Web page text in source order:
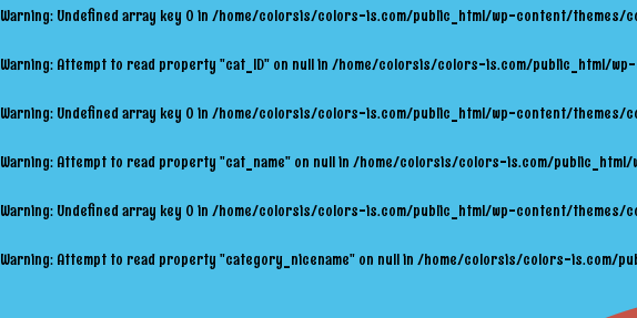
Warning: Undefined array key 0 in /home/colorsis/colors-is.com/public_html/wp-content/themes/
Warning: Attempt to read property "cat_ID" on null in /home/colorsis/colors-is.com/public_html/
Warning: Undefined array key 0 in /home/colorsis/colors-is.com/public_html/wp-content/themes/
Warning: Attempt to read property "cat_name" on null in /home/colorsis/colors-is.com/
Warning: Undefined array key 0 in /home/colorsis/colors-is.com/public_html/wp-content/themes/
Warning: Attempt to read property "category_nicename" on null in /home/colorsis/colors-is.com/